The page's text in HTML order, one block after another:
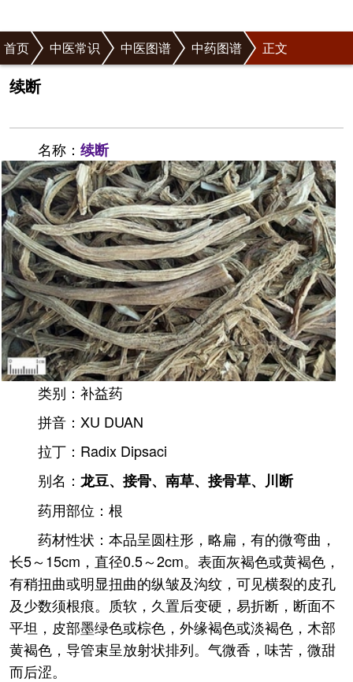
首页 中医常识 中医图谱 中药图谱 正文
续断
名称： 续断
类别：补益药
拼音：XU DUAN
拉丁：Radix Dipsaci
别名： 龙豆、接骨、南草、接骨草、川断
药用部位：根
药材性状：本品呈圆柱形，略扁，有的微弯曲，
长5～15cm，直径0.5～2cm。表面灰褐色或黄褐色，
有稍扭曲或明显扭曲的纵皱及沟纹，可见横裂的皮孔
及少数须根痕。质软，久置后变硬，易折断，断面不
平坦，皮部墨绿色或棕色，外缘褐色或淡褐色，木部
黄褐色，导管束呈放射状排列。气微香，味苦，微甜
而后涩。